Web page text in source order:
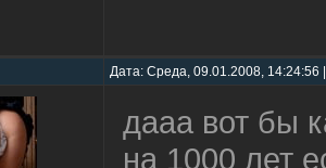
Дата: Среда, 09.01.2008,
дааа вот бы
на 1000 лет